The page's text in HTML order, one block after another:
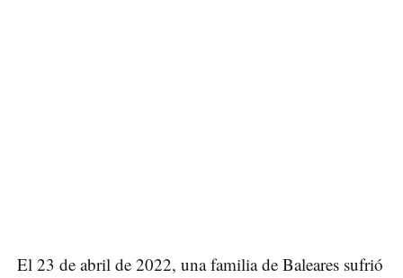
El 23 de abril de 2022, una familia de Baleares sufrió